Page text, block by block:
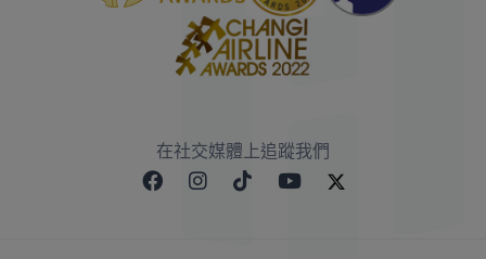
在社交媒體上追蹤我們